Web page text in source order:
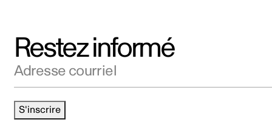
Restez informé
S'inscrire